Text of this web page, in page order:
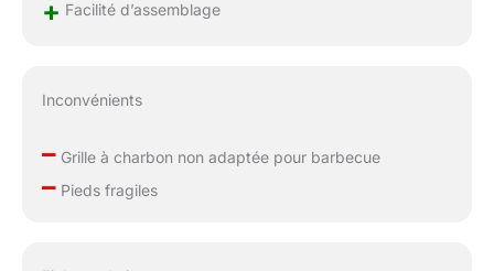
+ Facilité d’assemblage
Inconvénients
–Grille à charbon non adaptée pour barbecue
–Pieds fragiles